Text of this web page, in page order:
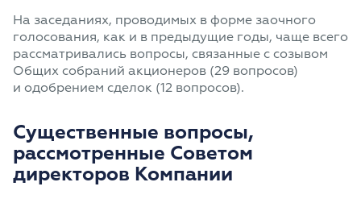
На заседаниях, проводимых в форме заочного
голосования, как и в предыдущие годы, чаще всего
рассматривались вопросы, связанные с созывом
Общих собраний акционеров (29 вопросов)
и одобрением сделок (12 вопросов).
Существенные вопросы,
рассмотренные Советом
директоров Компании